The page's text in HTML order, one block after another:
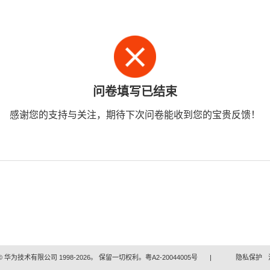
问卷填写已结束
感谢您的支持与关注，期待下次问卷能收到您的宝贵反馈！
华为技术有限公司 1998-2026。 保留一切权利。粤A2-20044005号 | 隐私保护